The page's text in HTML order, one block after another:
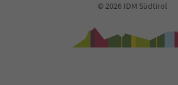
© 2026 IDM Südtirol